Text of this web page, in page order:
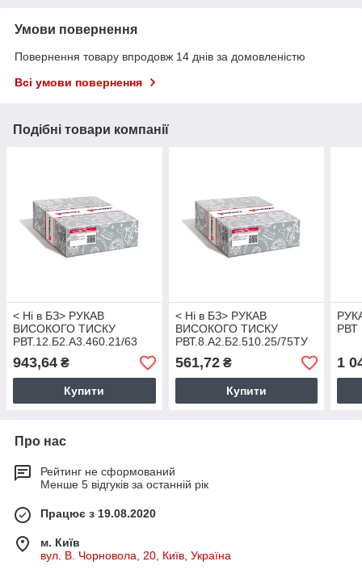
Умови повернення
Повернення товару впродовж 14 днів за домовленістю
Всі умови повернення
Подібні товари компанії
< Ні в БЗ> РУКАВ
ВИСОКОГО ТИСКУ
РВТ.12.Б2.А3.460.21/63
943,64 ₴
Купити
< Ні в БЗ> РУКАВ
ВИСОКОГО ТИСКУ
РВТ.8.А2.Б2.510.25/75ТУ
4791-001-00166887-2002
РВТ 8.А2.Б2.510.25/75
561,72₴
Купити
РВТ
1
Про нас
Рейтинг не сформований
Менше 5 відгуків за останній рік
Працює з 19.08.2020
м. Київ
вул. В. Чорновола, 20, Київ, Україна